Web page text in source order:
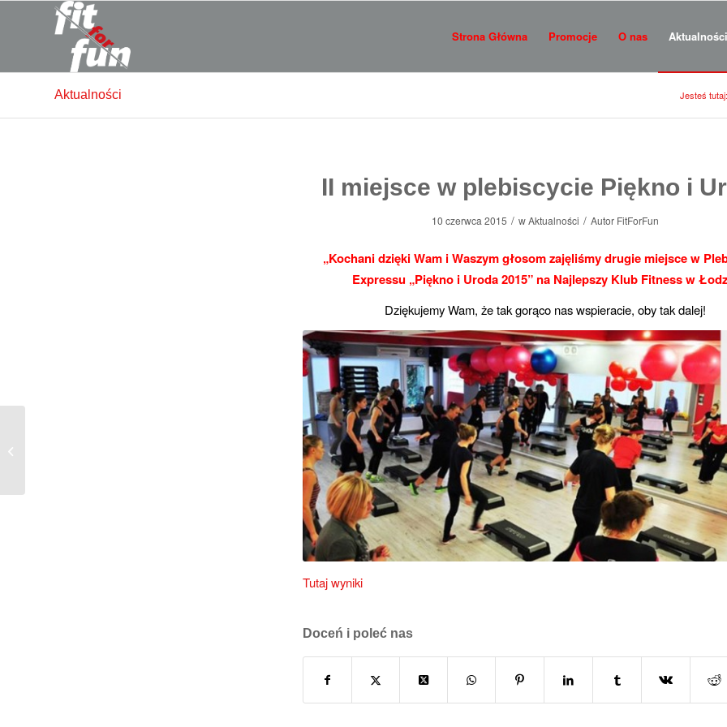
Strona Główna Promocje O nas Aktualności
Aktualności Jesteś tutaj:
II miejsce w plebiscycie Piękno i
10 czerwca 2015 / wAktualności / Autor FitForFun
„Kochani dzięki Wam i Waszym głosom zajęliśmy drugie miejsce w
Expressu „Piękno i Uroda 2015” na Najlepszy Klub Fitness w
DziękujemyWam, że tak gorąco nas wspieracie, oby tak dalej!
Tutaj wyniki
Doceń i poleć nas